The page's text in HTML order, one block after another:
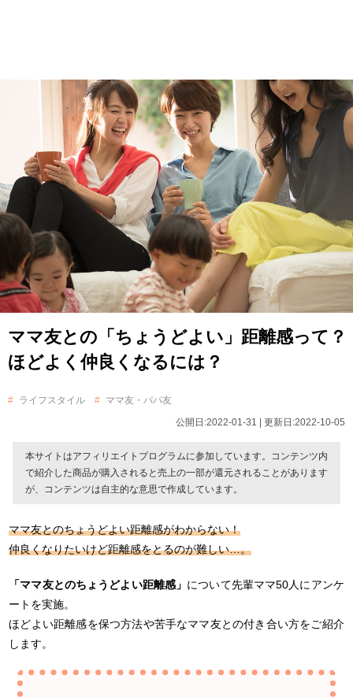
ママ友との「ちょうどよい」距離感って？
ほどよく仲良くなるには？
ライフスタイル
ママ友・パパ友
公開日:2022-01-31 | 更新日:2022-10-05
本サイトはアフィリエイトプログラムに参加しています。コンテンツ内
で紹介した商品が購入されると売上の一部が還元されることがあります
が、コンテンツは自主的な意思で作成しています。
ママ友とのちょうどよい距離感がわからない！
仲良くなりたいけど距離感をとるのが難しい…。
「ママ友とのちょうどよい距離感」 について先輩ママ50人にアンケ
ートを実施。
ほどよい距離感を保つ方法や苦手なママ友との付き合い方をご紹介
します。